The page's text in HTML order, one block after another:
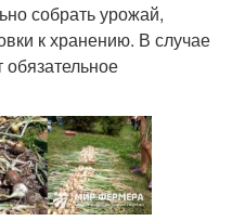
собрать урожай,
к хранению. В случае